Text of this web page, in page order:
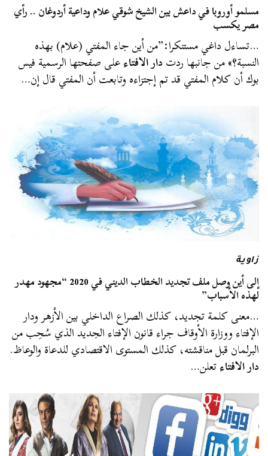
مسلمو أوروبا في داعش بين الشيخ شوقي علام وداعية أردوغان .. رأي
مصر يكسب
…تساءل داغي مستنكرا:”من أين جاء المفتي (علام) بهذه
النسبة؟» من جانبها ردتدار الافتاءعلى صفحتها الرسمية فيس
بوك أن كلام المفتي قد تم إجتزاءه وتابعت أن المفتي قال إن…
زاوية
إلى أين وصل ملف تجديد الخطاب الديني في 2020 “مجهود مهدر
لهذه الأسباب”
…معنى كلمة تجديد، كذلك الصراع الداخلي بين الأزهر ودار
الإفتاء ووزارة الأوقاف جراء قانون الإفتاء الجديد الذي سُحِب من
البرلمان قبل مناقشته، كذلك المستوى الاقتصادي للدعاة والوعاظ.
دار الافتاءتعلن…